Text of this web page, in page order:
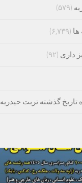
(۵۷۹)
(۶,۷۳۹)
داری (۹۲)
تاریخ گذشته تربت حیدریه